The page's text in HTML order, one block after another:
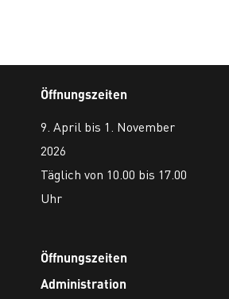
Öffnungszeiten
9. April bis 1. November
2026
Täglich von 10.00 bis 17.00
Uhr
Öffnungszeiten
Administration